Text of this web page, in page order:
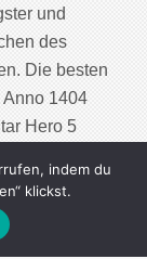
und
des
Die besten
1404
Hero 5
indem du
klickst.